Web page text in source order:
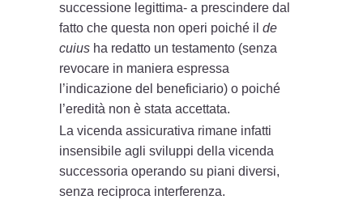
successione legittima- a prescindere dal
fatto che questa non operi poiché ilde
cuius ha redatto un testamento (senza
revocare in maniera espressa
l’indicazione del beneficiario) o poiché
l’eredità non è stata accettata.
La vicenda assicurativa rimane infatti
insensibile agli sviluppi della vicenda
successoria operando su piani diversi,
senza reciproca interferenza.